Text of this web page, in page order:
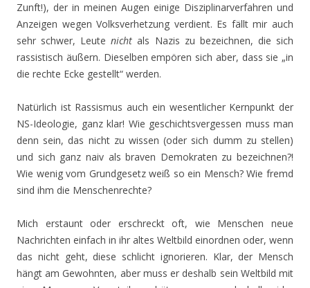
Zunft!), der in meinen Augen einige Disziplinarverfahren und
Anzeigen wegen Volksverhetzung verdient. Es fällt mir auch
sehr schwer, Leutenicht als Nazis zu bezeichnen, die sich
rassistisch äußern. Dieselben empören sich aber, dass sie „in
die rechte Ecke gestellt“ werden.
Natürlich ist Rassismus auch ein wesentlicher Kernpunkt der
NS-Ideologie, ganz klar! Wie geschichtsvergessen muss man
denn sein, das nicht zu wissen (oder sich dumm zu stellen)
und sich ganz naiv als braven Demokraten zu bezeichnen?!
Wie wenig vom Grundgesetz weiß so ein Mensch? Wie fremd
sind ihm die Menschenrechte?
Mich erstaunt oder erschreckt oft, wie Menschen neue
Nachrichten einfach in ihr altes Weltbild einordnen oder, wenn
das nicht geht, diese schlicht ignorieren. Klar, der Mensch
hängt am Gewohnten, aber muss er deshalb sein Weltbild mit